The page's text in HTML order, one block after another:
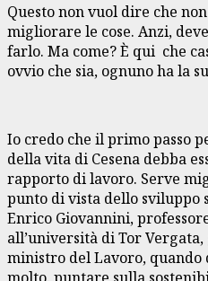
Questo non vuol dire che
migliorare le cose. Anzi,
farlo. Ma come? È qui che
ovvio che sia, ognuno ha la
Io credo che il primo passo
della vita di Cesena debba
rapporto di lavoro. Serve
punto di vista dello sviluppo
Enrico Giovannini,
all’università di Tor
ministro del Lavoro, quando